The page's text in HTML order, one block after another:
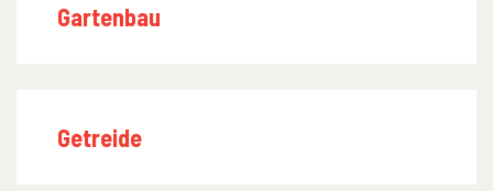
Gartenbau
Getreide